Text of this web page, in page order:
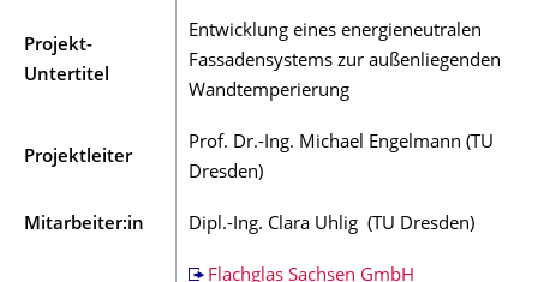
Projekt-
Untertitel
Entwicklung eines energieneutralen
Fassadensystems zur außenliegenden
Wandtemperierung
Projektleiter
Prof. Dr.-Ing. Michael Engelmann (TU
Dresden)
Mitarbeiter:in Dipl.-Ing. Clara Uhlig (TU Dresden)
Flachglas Sachsen GmbH